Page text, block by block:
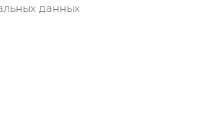
данных